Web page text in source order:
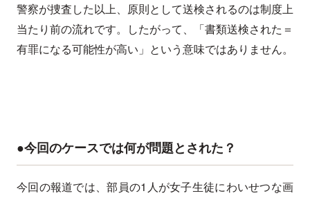
警察が捜査した以上、原則として送検されるのは制度上
当たり前の流れです。したがって、「書類送検された＝
有罪になる可能性が高い」という意味ではありません。
●今回のケースでは何が問題とされた？
今回の報道では、部員の1人が女子生徒にわいせつな画